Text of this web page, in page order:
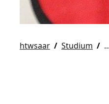
htwsaar Studium